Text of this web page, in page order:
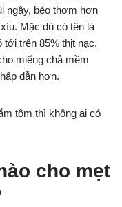
ngậy, béo thơm hơn
Mặc dù có tên là
trên 85% thịt nạc.
miếng chả mềm
dẫn hơn.
tôm thì không ai có
cho mẹt